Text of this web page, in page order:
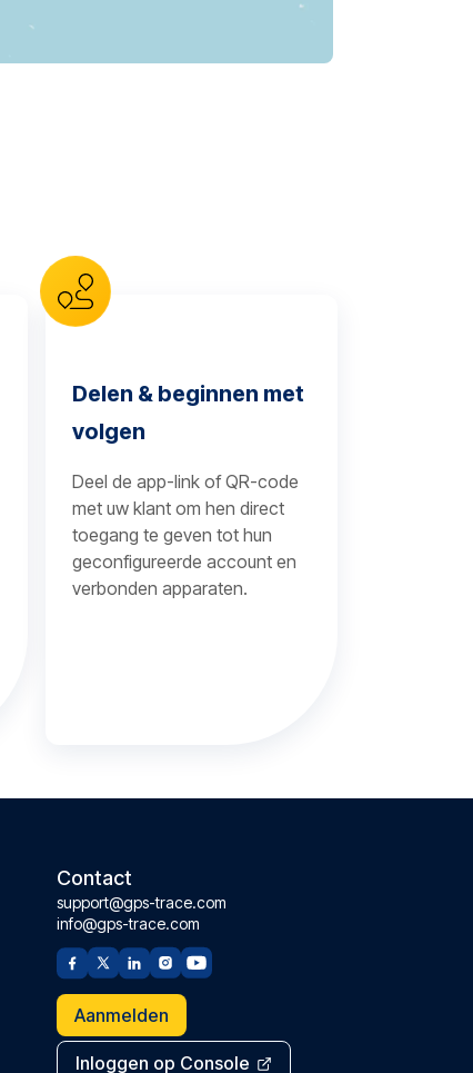
Delen & beginnen met
volgen
Deel de app-link of QR-code
met uw klant om hen direct
toegang te geven tot hun
geconfigureerde account en
verbonden apparaten.
Contact
support@gps-trace.com
info@gps-trace.com
Aanmelden
Inloggen op Console